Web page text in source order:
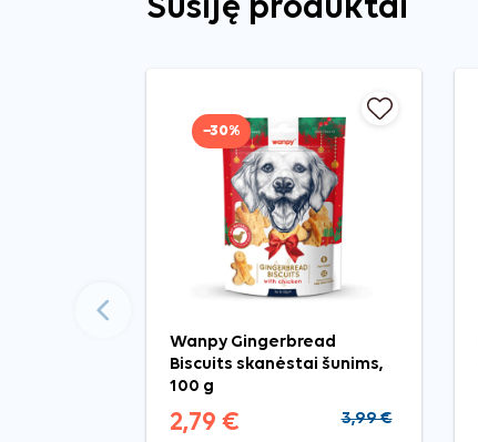
Susiję produktai
−30%
Wanpy Gingerbread
Biscuits skanėstai šunims,
100 g
2,79 € 3,99 €